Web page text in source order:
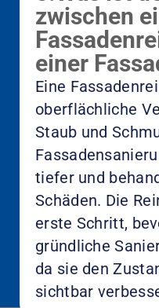
zwischen
einer
Eine
oberflächliche
Staub und
tiefer und
Schäden. Die
erste Schritt,
gründliche
da sie den
sichtbar